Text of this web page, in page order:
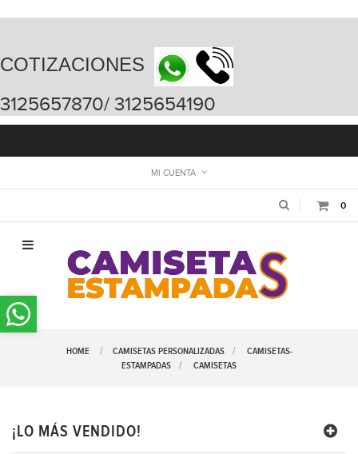
COTIZACIONES
3125657870/ 3125654190
MI CUENTA
0
Navegación
HOME CAMISETAS PERSONALIZADAS
CAMISETAS-
ESTAMPADAS
CAMISETAS
¡LO MÁS VENDIDO!